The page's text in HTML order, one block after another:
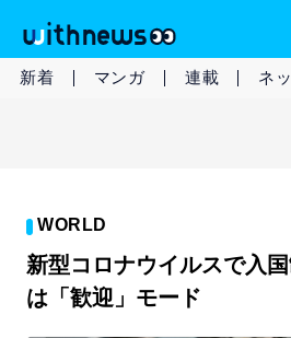
新着 マンガ 連載 ネ
WORLD
新型コロナウイルスで入
は「歓迎」モード